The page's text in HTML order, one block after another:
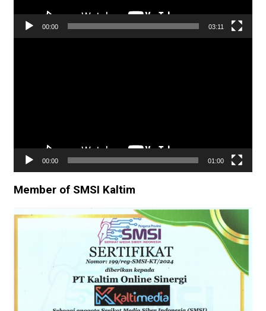
00:00 03:11
00:00 01:00
Member of SMSI Kaltim